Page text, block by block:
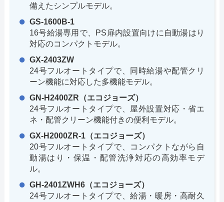
備えたシンプルモデル。
GS-1600B-1
16号給湯専用で、PS扉内設置向けに自動湯はり
対応のコンパクトモデル。
GX-2403ZW
24号フルオートタイプで、同時給湯や配管クリ
ーン機能に対応した多機能モデル。
GN-H2400ZR（エコジョーズ）
24号フルオートタイプで、屋外設置対応・省エ
ネ・配管クリーン機能付きの便利モデル。
GX-H2000ZR-1（エコジョーズ）
20号フルオートタイプで、コンパクトながら自
動湯はり・保温・配管洗浄対応の高効率モデ
ル。
GH-2401ZWH6（エコジョーズ）
24号フルオートタイプで、給湯・暖房・高耐久